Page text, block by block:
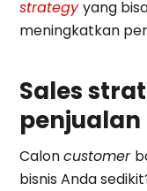
strategy yang
meningkatkan
Sales
penjualan
Caloncustomer
bisnis Anda